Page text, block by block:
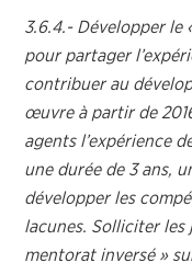
3.6.4.- Développer le
pour partager
contribuer au
œuvre à partir de
agents l’expérience
une durée de 3 ans,
développer les
lacunes. Solliciter les
mentorat inversé »